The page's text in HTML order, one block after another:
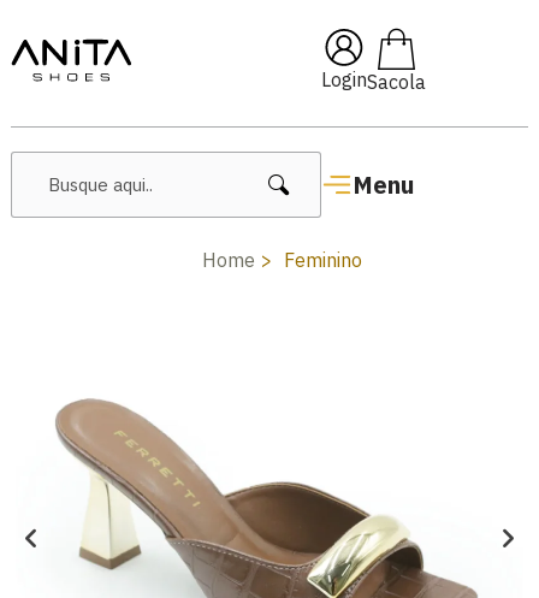
Login
Menu
🔥 Lançamentos Femininos
Home Feminino